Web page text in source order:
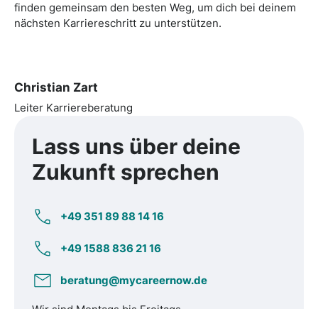
finden gemeinsam den besten Weg, um dich bei deinem
nächsten Karriereschritt zu unterstützen.
Christian Zart
Leiter Karriereberatung
Lass uns über deine
Zukunft sprechen
+49 351 89 88 14 16
+49 1588 836 21 16
beratung@mycareernow.de